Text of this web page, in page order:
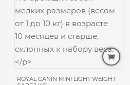
ROYAL CANIN MINI LIGHT WEIGHT